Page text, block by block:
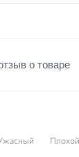
о товаре
Плохой